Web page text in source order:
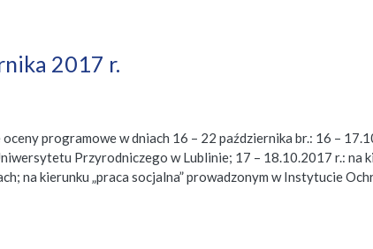
2017 r.
programowe w dniach 16 – 22 października br.: 16 –
Przyrodniczego w Lublinie; 17 – 18.10.2017 r.: na
na kierunku „praca socjalna” prowadzonym w Instytucie